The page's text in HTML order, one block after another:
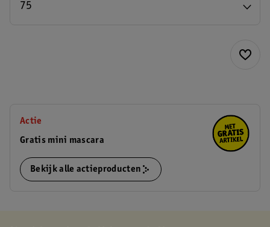
75
Actie
Gratis mini mascara
Bekijk alle actieproducten